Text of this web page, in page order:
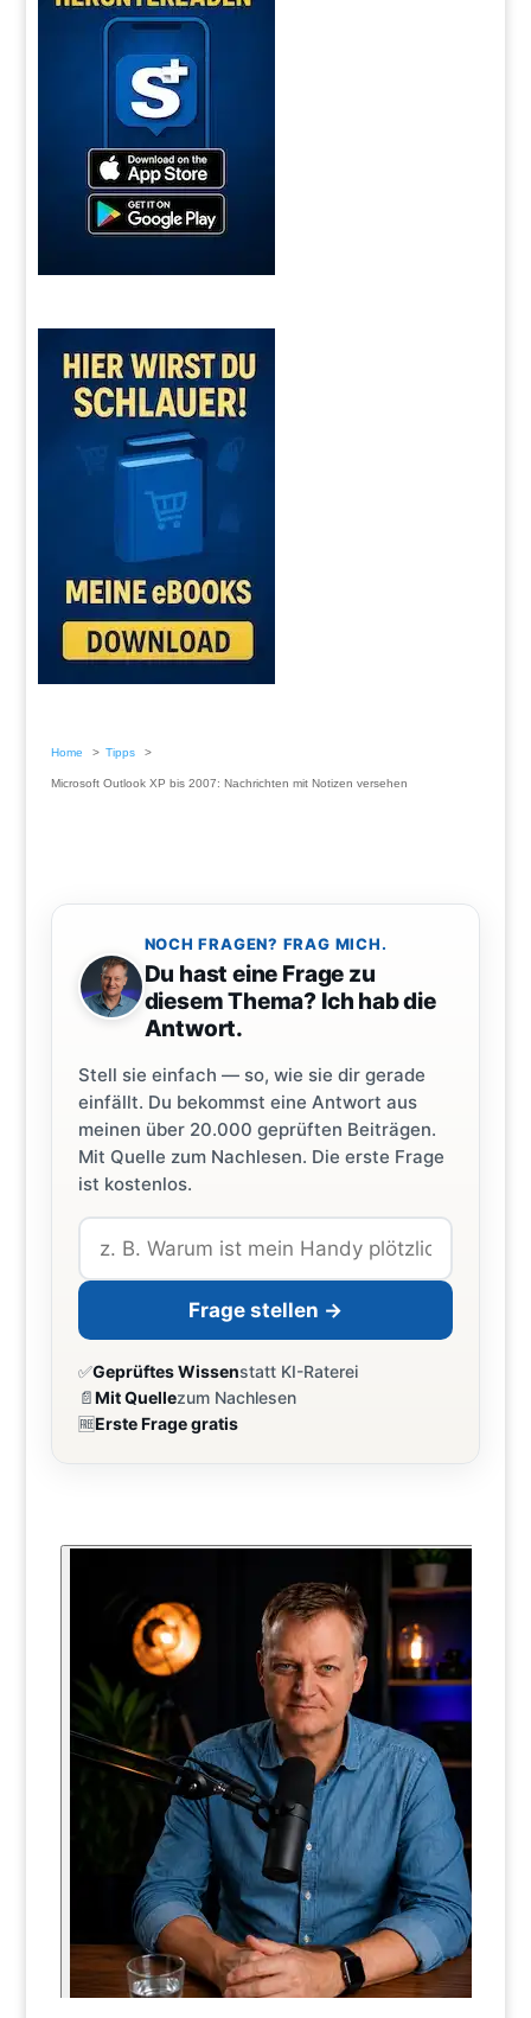
Home Tipps
Microsoft Outlook XP bis 2007: Nachrichten mit Notizen versehen
NOCH FRAGEN? FRAG MICH.
Du hast eine Frage zu
diesem Thema? Ich hab die
Antwort.
Stell sie einfach — so, wie sie dir gerade
einfällt. Du bekommst eine Antwort aus
meinen über 20.000 geprüften Beiträgen.
Mit Quelle zum Nachlesen. Die erste Frage
ist kostenlos.
Frage stellen →
✅Geprüftes Wissenstatt KI-Raterei
📄Mit Quellezum Nachlesen
🆓Erste Frage gratis